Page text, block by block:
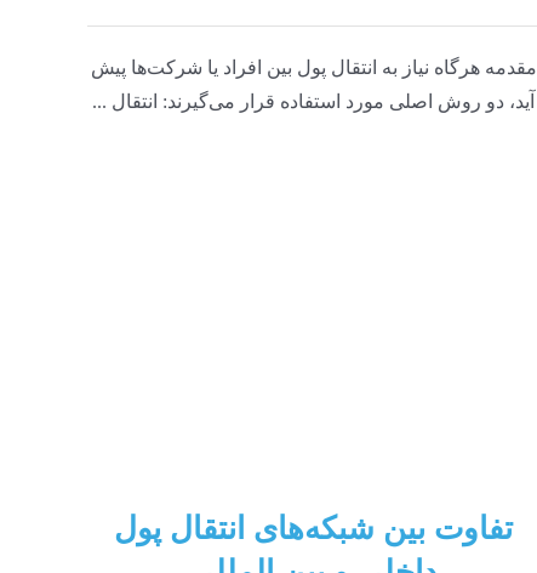
مقدمه هرگاه نیاز به انتقال پول بین افراد یا شرکت‌ها پیش
آید، دو روش اصلی مورد استفاده قرار می‌گیرند: انتقال ...
تفاوت بین شبکه‌های انتقال پول